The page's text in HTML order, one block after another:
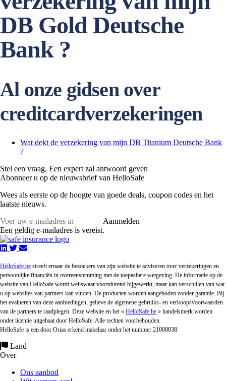
DB Gold Deutsche
Bank ?
Al onze gidsen over
creditcardverzekeringen
Wat dekt de verzekering van mijn DB Titanium Deutsche Bank
?
Stel een vraag, Een expert zal antwoord geven
Abonneer u op de nieuwsbrief van HelloSafe
Wees als eerste op de hoogte van goede deals, coupon codes en het
laatste nieuws.
Aanmelden
Een geldig e-mailadres is vereist.
HelloSafe.be streeft ernaar de bezoekers van zijn website te adviseren over verzekeringen en
persoonlijke financiën in overeenstemming met de toepasbare wetgeving. De informatie op de
website van HelloSafe wordt weliswaar voortdurend bijgewerkt, maar kan verschillen van wat
u op websites van partners kan vinden. De producten worden aangeboden zonder garantie. Bij
het evalueren van deze aanbiedingen, gelieve de algemene gebruiks- en verkoopsvoorwaarden
van de partners te raadplegen. Deze website en het « HelloSafe.be » handelsmerk worden
onder licentie uitgebaat door HelloSafe. Alle rechten voorbehouden.
HelloSafe is een door Orias erkend makelaar onder het nummer 21008038.
Land
Over
Ons aanbod